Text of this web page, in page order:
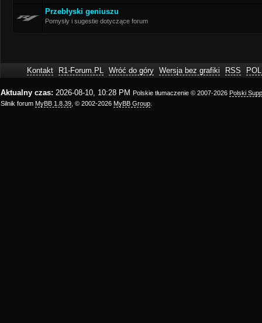
Przebłyski geniuszu
Pomysły i sugestie dotyczące forum
Kontakt R1-Forum.PL Wróć do góry Wersja bez grafiki RSS
Aktualny czas: 2026-08-10, 10:28 PM Polskie tłumaczenie © 2007-2026 Polski
Silnik forum MyBB 1.8.39 , © 2002-2026 MyBB Group